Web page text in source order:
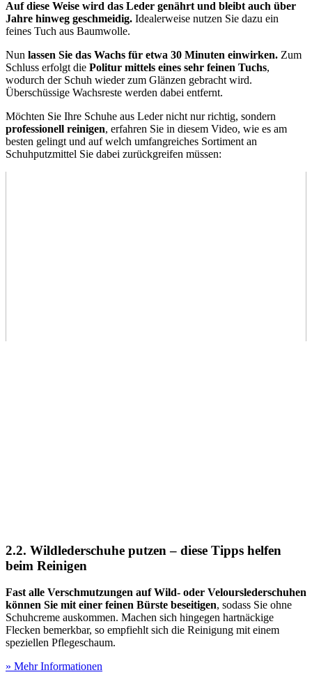
Auf diese Weise wird das Leder genährt und bleibt auch über
Jahre hinweg geschmeidig. Idealerweise nutzen Sie dazu ein
feines Tuch aus Baumwolle.
Nun lassen Sie das Wachs für etwa 30 Minuten einwirken. Zum
Schluss erfolgt die Politur mittels eines sehr feinen Tuchs,
wodurch der Schuh wieder zum Glänzen gebracht wird.
Überschüssige Wachsreste werden dabei entfernt.
Möchten Sie Ihre Schuhe aus Leder nicht nur richtig, sondern
professionell reinigen, erfahren Sie in diesem Video, wie es am
besten gelingt und auf welch umfangreiches Sortiment an
Schuhputzmittel Sie dabei zurückgreifen müssen:
2.2. Wildlederschuhe putzen – diese Tipps helfen
beim Reinigen
Fast alle Verschmutzungen auf Wild- oder Velourslederschuhen
können Sie mit einer feinen Bürste beseitigen, sodass Sie ohne
Schuhcreme auskommen. Machen sich hingegen hartnäckige
Flecken bemerkbar, so empfiehlt sich die Reinigung mit einem
speziellen Pflegeschaum.
» Mehr Informationen